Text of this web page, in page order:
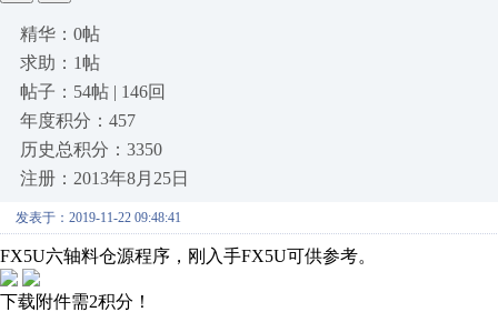
精华：0帖
求助：1帖
帖子：54帖 | 146回
年度积分：457
历史总积分：3350
注册：2013年8月25日
发表于：2019-11-22 09:48:41
FX5U六轴料仓源程序，刚入手FX5U可供参考。
下载附件需2积分！